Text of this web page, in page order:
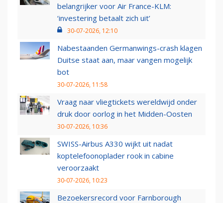
belangrijker voor Air France-KLM:
‘investering betaalt zich uit’
30-07-2026, 12:10
Nabestaanden Germanwings-crash klagen
Duitse staat aan, maar vangen mogelijk
bot
30-07-2026, 11:58
Vraag naar vliegtickets wereldwijd onder
druk door oorlog in het Midden-Oosten
30-07-2026, 10:36
SWISS-Airbus A330 wijkt uit nadat
koptelefoonoplader rook in cabine
veroorzaakt
30-07-2026, 10:23
Bezoekersrecord voor Farnborough